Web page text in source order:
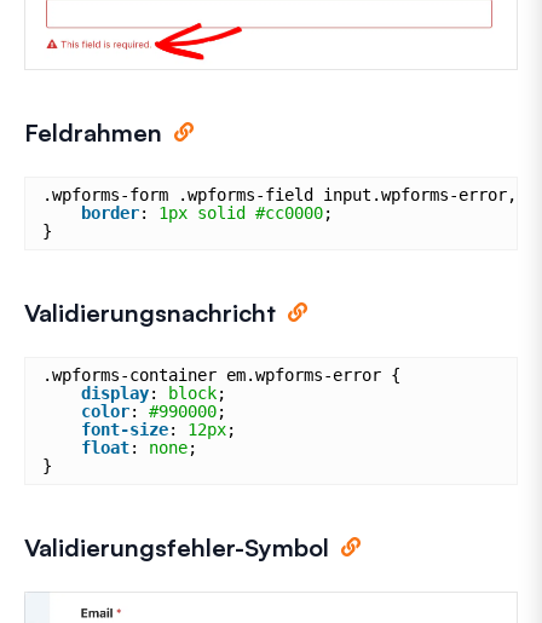
Feldrahmen
.wpforms-form .wpforms-field input.wpforms-error,
border: 1px solid #cc0000;
}
Validierungsnachricht
.wpforms-container em.wpforms-error {
display: block;
color: #990000;
font-size: 12px;
float: none;
}
Validierungsfehler-Symbol